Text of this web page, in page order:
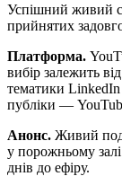
Успішний живий
прийнятих
Платформа.
вибір залежить
тематики LinkedIn
публіки —
Анонс. Живий
у порожньому
днів до ефіру.